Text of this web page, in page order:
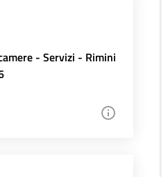
- Servizi - Rimini